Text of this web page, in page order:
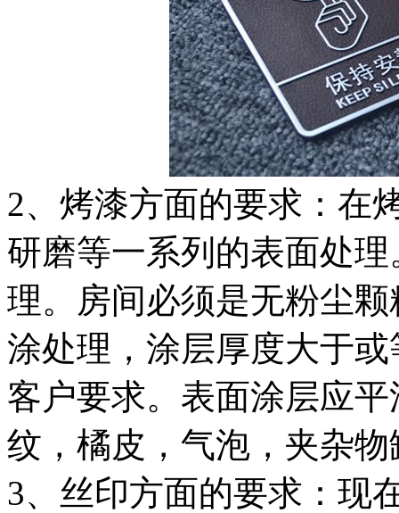
2、烤漆方面的要求：在
研磨等一系列的表面处
理。房间必须是无粉尘
涂处理，涂层厚度大于
客户要求。表面涂层应
纹，橘皮，气泡，夹杂
3、丝印方面的要求：现